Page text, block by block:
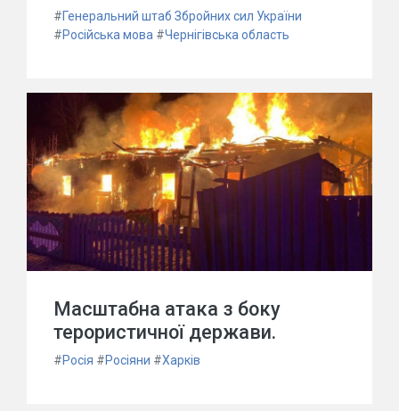
#Генеральний штаб Збройних сил України
#Російська мова #Чернігівська область
Масштабна атака з боку
терористичної держави.
#Росія #Росіяни #Харків